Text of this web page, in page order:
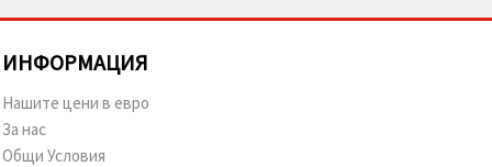
ИНФОРМАЦИЯ
Нашите цени в евро
За нас
Общи Условия